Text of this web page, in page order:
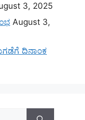
3, 2025
August 3,
ದಿನಾಂಕ